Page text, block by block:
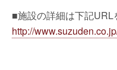
■施設の詳細は下記URL
http://